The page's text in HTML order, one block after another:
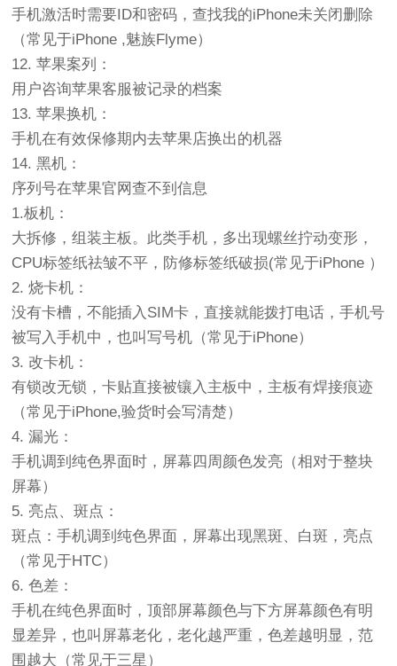
手机激活时需要ID和密码，查找我的iPhone未关闭删除
（常见于iPhone ,魅族Flyme）
12. 苹果案列：
用户咨询苹果客服被记录的档案
13. 苹果换机：
手机在有效保修期内去苹果店换出的机器
14. 黑机：
序列号在苹果官网查不到信息
1.板机：
大拆修，组装主板。此类手机，多出现螺丝拧动变形，
CPU标签纸祛皱不平，防修标签纸破损(常见于iPhone ）
2. 烧卡机：
没有卡槽，不能插入SIM卡，直接就能拨打电话，手机号
被写入手机中，也叫写号机（常见于iPhone）
3. 改卡机：
有锁改无锁，卡贴直接被镶入主板中，主板有焊接痕迹
（常见于iPhone,验货时会写清楚）
4. 漏光：
手机调到纯色界面时，屏幕四周颜色发亮（相对于整块
屏幕）
5. 亮点、斑点：
斑点：手机调到纯色界面，屏幕出现黑斑、白斑，亮点
（常见于HTC）
6. 色差：
手机在纯色界面时，顶部屏幕颜色与下方屏幕颜色有明
显差异，也叫屏幕老化，老化越严重，色差越明显，范
围越大（常见于三星）